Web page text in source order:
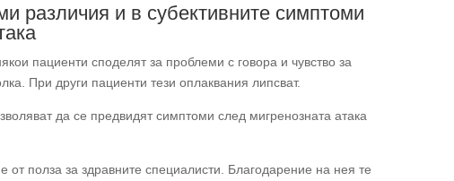
различия и в субективните симптоми
пациенти споделят за проблеми с говора и чувство за
При други пациенти тези оплаквания липсват.
да се предвидят симптоми след мигренозната атака
от полза за здравните специалисти. Благодарение на нея те